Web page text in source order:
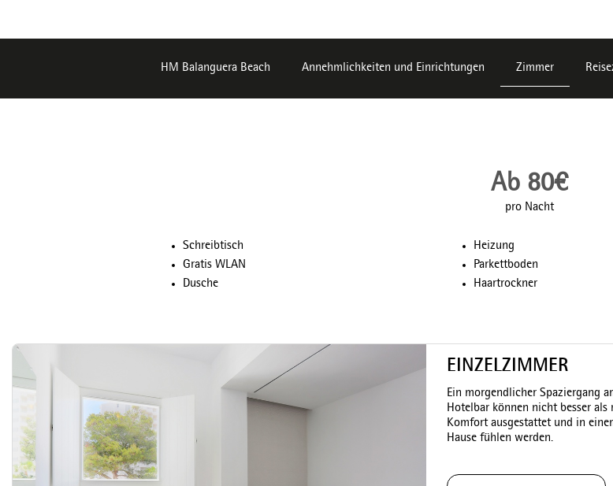
HM Balanguera Beach Annehmlichkeiten und Einrichtungen Zimmer
Ab 80€
pro Nacht
Schreibtisch Heizung
Gratis WLAN
Parkettboden
Dusche
Haartrockner
EINZELZIMMER
Ein morgendlicher Spaziergang
Hotelbar können nicht besser
Komfort ausgestattet und in
Hause fühlen werden.